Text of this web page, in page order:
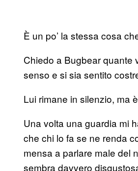
È un po’ la stessa cosa
Chiedo a Bugbear quante
senso e si sia sentito
Lui rimane in silenzio, ma
Una volta una guardia mi
che chi lo fa se ne renda
mensa a parlare male del
sembra davvero